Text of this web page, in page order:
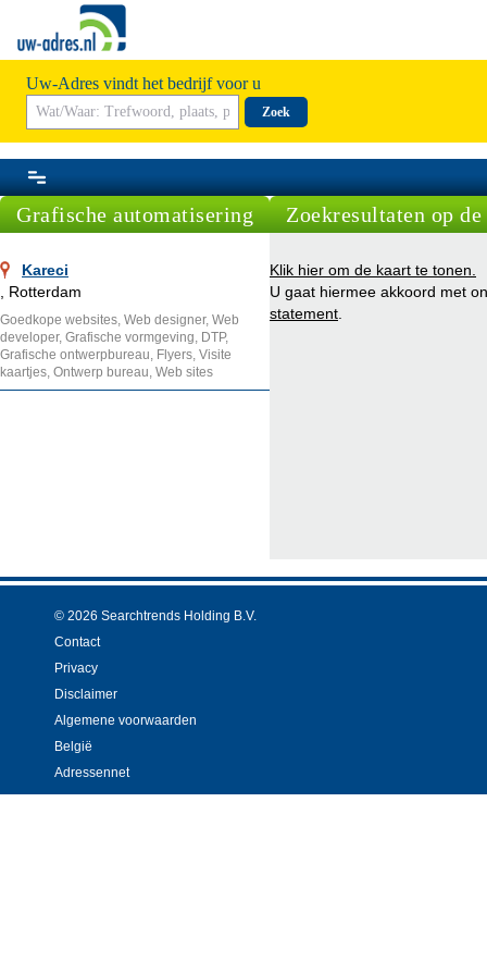
Uw-Adres vindt het bedrijf voor u
Zoek
Grafische automatisering
Kareci
, Rotterdam
Goedkope websites, Web designer, Web
developer, Grafische vormgeving, DTP,
Grafische ontwerpbureau, Flyers, Visite
kaartjes, Ontwerp bureau, Web sites
Zoekresultaten op
Klik hier om de kaart te tonen.
U gaat hiermee akkoord met
statement
© 2026 Searchtrends Holding B.V.
Contact
Privacy
Disclaimer
Algemene voorwaarden
België
Adressennet